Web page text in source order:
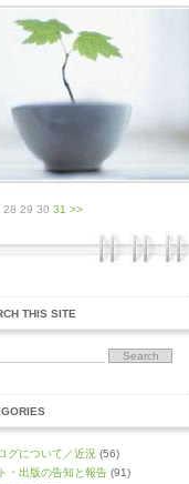
28 29 30 31 >>
THIS SITE
グについて／近況 (56)
・出版の告知と報告 (91)